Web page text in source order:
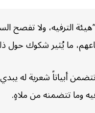
لـ”هيئة الترفيه، ولا
ما يُثير شكوك حول
أبياتاً شعرية له يبدي